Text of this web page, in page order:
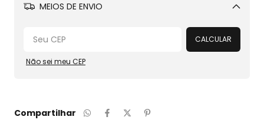
MEIOS DE ENVIO
Alterar CEP
CALCULAR
Não sei meu CEP
Compartilhar